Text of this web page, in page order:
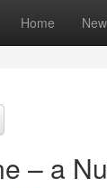
Home New
– a